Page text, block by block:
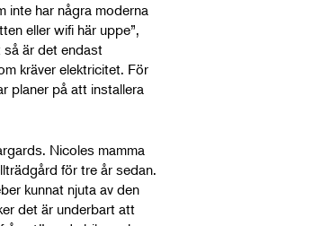
inte har några moderna
eller wifi här uppe”,
är det endast
kräver elektricitet. För
planer på att installera
Nicoles mamma
för tre år sedan.
kunnat njuta av den
det är underbart att